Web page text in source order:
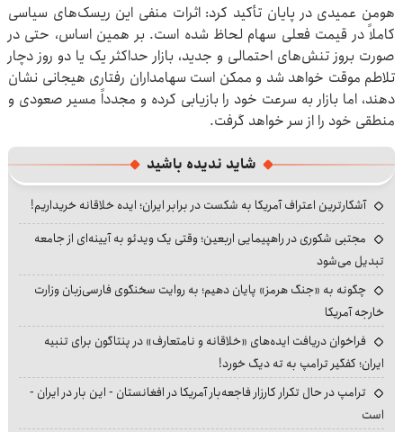
هومن عمیدی در پایان تأکید کرد: اثرات منفی این ریسک‌های سیاسی
کاملاً در قیمت فعلی سهام لحاظ شده است. بر همین اساس، حتی در
صورت بروز تنش‌های احتمالی و جدید، بازار حداکثر یک یا دو روز دچار
تلاطم موقت خواهد شد و ممکن است سهامداران رفتاری هیجانی نشان
دهند، اما بازار به سرعت خود را بازیابی کرده و مجدداً مسیر صعودی و
منطقی خود را از سر خواهد گرفت.
شاید ندیده باشید
آشکارترین اعتراف آمریکا به شکست در برابر ایران؛ ایده خلاقانه خریداریم!
مجتبی شکوری در راهپیمایی اربعین؛ وقتی یک ویدئو به آیینه‌ای از جامعه
تبدیل می‌شود
چگونه به «جنگ هرمز» پایان دهیم؛ به روایت سخنگوی فارسی‌زبان وزارت
خارجه آمریکا
فراخوان دریافت ایده‌های «خلاقانه و نامتعارف» در پنتاگون برای تنبیه
ایران؛ کفگیر ترامپ به ته دیگ خورد!
ترامپ در حال تکرار کارزار فاجعه‌بار آمریکا در افغانستان - این بار در ایران -
است